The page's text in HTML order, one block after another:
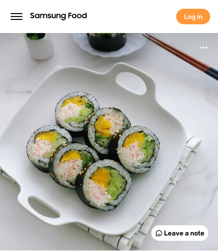
Log in
Log in
Leave a note